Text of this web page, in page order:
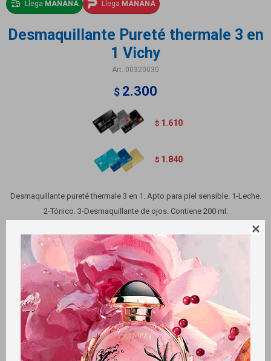

Llega MAÑANA Llega MAÑANA
Desmaquillante Pureté thermale 3 en
1 Vichy
00320030
$ 2.300
$ 1.610
$ 1.840
Desmaquillante pureté thermale 3 en 1. Apto para piel sensible. 1-Leche.
2-Tónico. 3-Desmaquillante de ojos. Contiene 200 ml.
Métodos y costos de envío
Retiros gratuitos en tiendas
CARACTERÍSTICAS
Zona de aplicación Rostro